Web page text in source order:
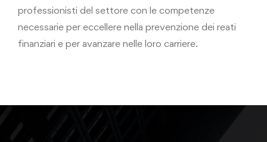
professionisti del settore con le competenze
necessarie per eccellere nella prevenzione dei reati
finanziari e per avanzare nelle loro carriere.